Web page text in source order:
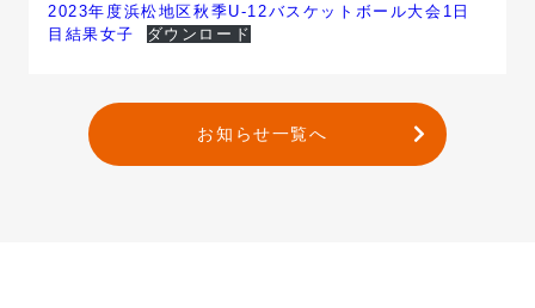
2023年度浜松地区秋季U-12バスケットボール大会1日
目結果女子
ダウンロード
お知らせ一覧へ